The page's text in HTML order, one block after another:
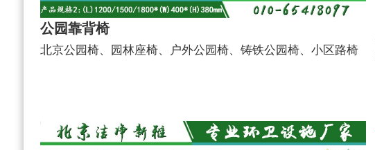
公园靠背椅
北京公园椅、园林座椅、户外公园椅、铸铁公园椅、小区路椅